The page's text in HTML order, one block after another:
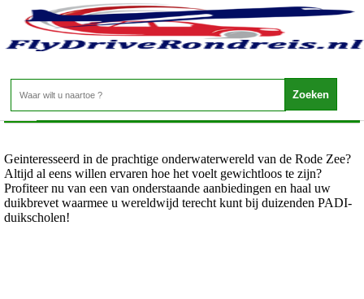
Egypte - Rode Zee Leren duiken
Home>
Geinteresseerd in de prachtige onderwaterwereld van de Rode Zee?
Altijd al eens willen ervaren hoe het voelt gewichtloos te zijn?
Profiteer nu van een van onderstaande aanbiedingen en haal uw
duikbrevet waarmee u wereldwijd terecht kunt bij duizenden PADI-
duikscholen!